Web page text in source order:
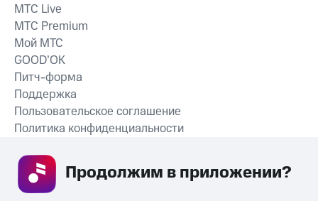
СКАЧАТЬ ПРИЛОЖЕНИЕ
MTС Live
MTС Premium
Мой МТС
GOOD’OK
Питч-форма
Поддержка
Пользовательское соглашение
Политика конфиденциальности